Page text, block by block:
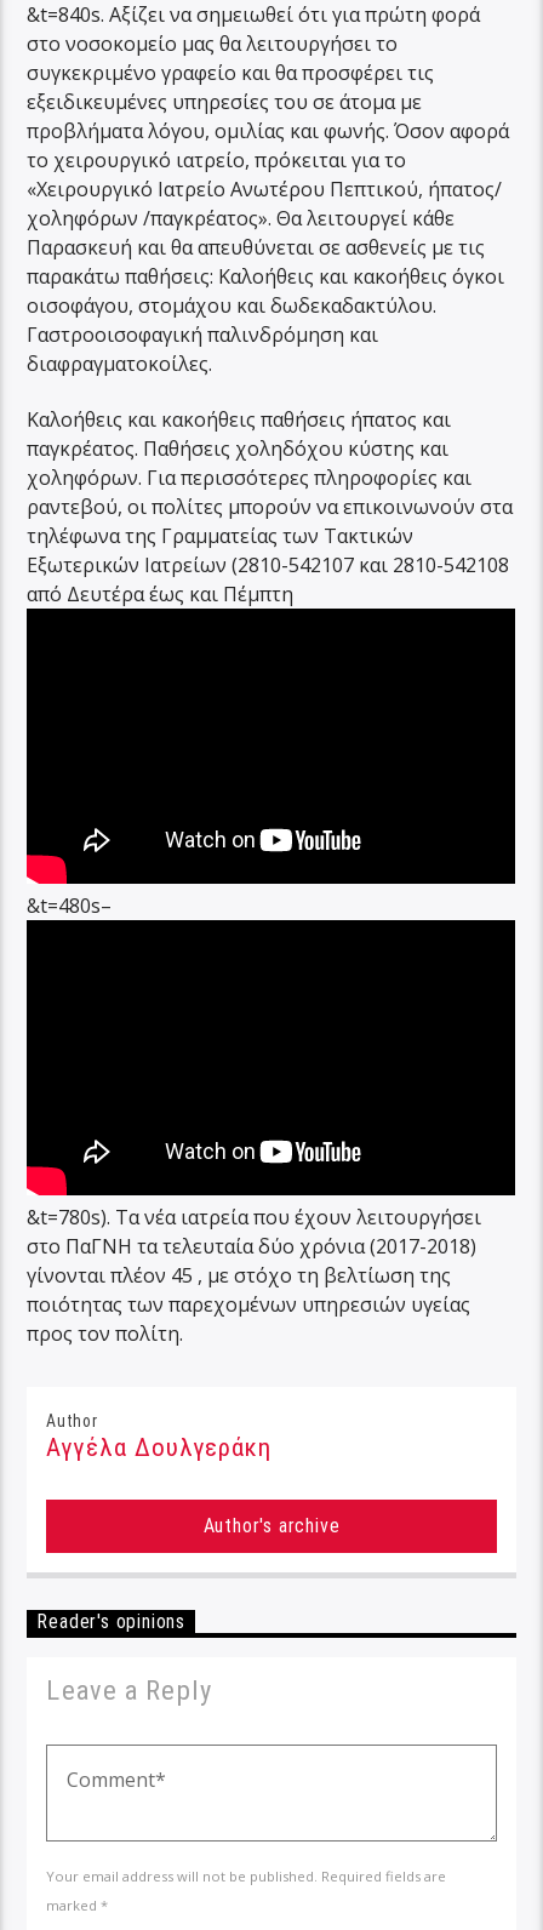
&t=840s. Αξίζει να σημειωθεί ότι για πρώτη φορά
στο νοσοκομείο μας θα λειτουργήσει το
συγκεκριμένο γραφείο και θα προσφέρει τις
εξειδικευμένες υπηρεσίες του σε άτομα με
προβλήματα λόγου, ομιλίας και φωνής. Όσον αφορά
το χειρουργικό ιατρείο, πρόκειται για το
«Χειρουργικό Ιατρείο Ανωτέρου Πεπτικού, ήπατος/
χοληφόρων /παγκρέατος». Θα λειτουργεί κάθε
Παρασκευή και θα απευθύνεται σε ασθενείς με τις
παρακάτω παθήσεις: Καλοήθεις και κακοήθεις όγκοι
οισοφάγου, στομάχου και δωδεκαδακτύλου.
Γαστροοισοφαγική παλινδρόμηση και
διαφραγματοκοίλες.
Καλοήθεις και κακοήθεις παθήσεις ήπατος και
παγκρέατος. Παθήσεις χοληδόχου κύστης και
χοληφόρων. Για περισσότερες πληροφορίες και
ραντεβού, οι πολίτες μπορούν να επικοινωνούν στα
τηλέφωνα της Γραμματείας των Τακτικών
Εξωτερικών Ιατρείων (2810-542107 και 2810-542108
από Δευτέρα έως και Πέμπτη
&t=480s–
&t=780s). Τα νέα ιατρεία που έχουν λειτουργήσει
στο ΠαΓΝΗ τα τελευταία δύο χρόνια (2017-2018)
γίνονται πλέον 45 , με στόχο τη βελτίωση της
ποιότητας των παρεχομένων υπηρεσιών υγείας
προς τον πολίτη.
Author
Αγγέλα Δουλγεράκη
Author's archive
Reader's opinions
Leave a Reply
Your email address will not be published. Required fields are
marked *